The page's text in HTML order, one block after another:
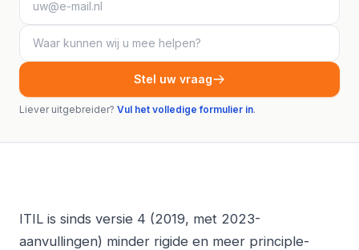
Stel uw vraag
Liever uitgebreider? Vul het volledige formulier in.
ITIL is sinds versie 4 (2019, met 2023-
aanvullingen) minder rigide en meer principle-